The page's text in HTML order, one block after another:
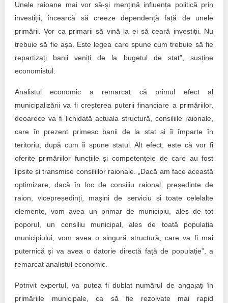
Unele raioane mai vor să-și mențină influența politică prin
investiții, încearcă să creeze dependență față de unele
primării. Vor ca primarii să vină la ei să ceară investiții. Nu
trebuie să fie așa. Este legea care spune cum trebuie să fie
repartizați banii veniți de la bugetul de stat”, susține
economistul.
Analistul economic a remarcat că primul efect al
municipalizării va fi creșterea puterii financiare a primăriilor,
deoarece va fi lichidată actuala structură, consiliile raionale,
care în prezent primesc banii de la stat și îi împarte în
teritoriu, după cum îi spune statul. Alt efect, este că vor fi
oferite primăriilor funcțiile și competențele de care au fost
lipsite și transmise consiliilor raionale. „Dacă am face această
optimizare, dacă în loc de consiliu raional, președinte de
raion, vicepreședinți, mașini de serviciu și toate celelalte
elemente, vom avea un primar de municipiu, ales de tot
poporul, un consiliu municipal, ales de toată populația
municipiului, vom avea o singură structură, care va fi mai
puternică și va avea o datorie directă față de populație”, a
remarcat analistul economic.
Potrivit expertul, va putea fi dublat numărul de angajați în
primăriile municipale, ca să fie rezolvate mai rapid